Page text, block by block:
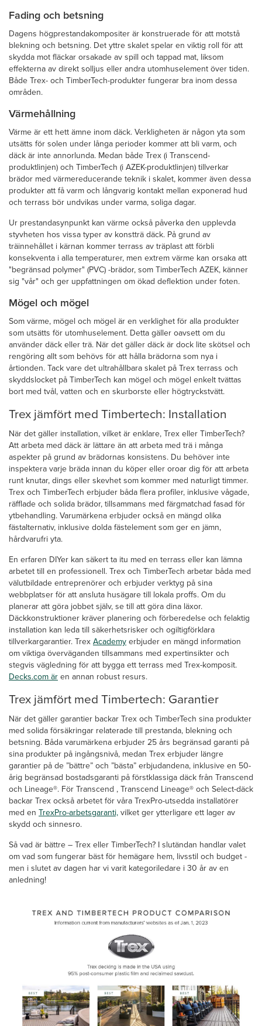
Fading och betsning
Dagens högprestandakompositer är konstruerade för att motstå
blekning och betsning. Det yttre skalet spelar en viktig roll för att
skydda mot fläckar orsakade av spill och tappad mat, liksom
effekterna av direkt solljus eller andra utomhuselement över tiden.
Både Trex- och TimberTech-produkter fungerar bra inom dessa
områden.
Värmehållning
Värme är ett hett ämne inom däck. Verkligheten är någon yta som
utsätts för solen under långa perioder kommer att bli varm, och
däck är inte annorlunda. Medan både Trex (i Transcend-
produktlinjen) och TimberTech (i AZEK-produktlinjen) tillverkar
brädor med värmereducerande teknik i skalet, kommer även dessa
produkter att få varm och långvarig kontakt mellan exponerad hud
och terrass bör undvikas under varma, soliga dagar.
Ur prestandasynpunkt kan värme också påverka den upplevda
styvheten hos vissa typer av konstträ däck. På grund av
träinnehållet i kärnan kommer terrass av träplast att förbli
konsekventa i alla temperaturer, men extrem värme kan orsaka att
"begränsad polymer" (PVC) -brädor, som TimberTech AZEK, känner
sig "vår" och ger uppfattningen om ökad deflektion under foten.
Mögel och mögel
Som värme, mögel och mögel är en verklighet för alla produkter
som utsätts för utomhuselement. Detta gäller oavsett om du
använder däck eller trä. När det gäller däck är dock lite skötsel och
rengöring allt som behövs för att hålla brädorna som nya i
årtionden. Tack vare det ultrahållbara skalet på Trex terrass och
skyddslocket på TimberTech kan mögel och mögel enkelt tvättas
bort med tvål, vatten och en skurborste eller högtryckstvätt.
Trex jämfört med Timbertech: Installation
När det gäller installation, vilket är enklare, Trex eller TimberTech?
Att arbeta med däck är lättare än att arbeta med trä i många
aspekter på grund av brädornas konsistens. Du behöver inte
inspektera varje bräda innan du köper eller oroar dig för att arbeta
runt knutar, dings eller skevhet som kommer med naturligt timmer.
Trex och TimberTech erbjuder båda flera profiler, inklusive vågade,
räfflade och solida brädor, tillsammans med färgmatchad fasad för
ytbehandling. Varumärkena erbjuder också en mängd olika
fästalternativ, inklusive dolda fästelement som ger en jämn,
hårdvarufri yta.
En erfaren DIYer kan säkert ta itu med en terrass eller kan lämna
arbetet till en professionell. Trex och TimberTech arbetar båda med
välutbildade entreprenörer och erbjuder verktyg på sina
webbplatser för att ansluta husägare till lokala proffs. Om du
planerar att göra jobbet själv, se till att göra dina läxor.
Däckkonstruktioner kräver planering och förberedelse och felaktig
installation kan leda till säkerhetsrisker och ogiltigförklara
tillverkargarantier. Trex Academy erbjuder en mängd information
om viktiga överväganden tillsammans med expertinsikter och
stegvis vägledning för att bygga ett terrass med Trex-komposit.
Decks.com är en annan robust resurs.
Trex jämfört med Timbertech: Garantier
När det gäller garantier backar Trex och TimberTech sina produkter
med solida försäkringar relaterade till prestanda, blekning och
betsning. Båda varumärkena erbjuder 25 års begränsad garanti på
sina produkter på ingångsnivå, medan Trex erbjuder längre
garantier på de ”bättre” och ”bästa” erbjudandena, inklusive en 50-
årig begränsad bostadsgaranti på förstklassiga däck från Transcend
och Lineage®. För Transcend , Transcend Lineage® och Select-däck
backar Trex också arbetet för våra TrexPro-utsedda installatörer
med en TrexPro-arbetsgaranti, vilket ger ytterligare ett lager av
skydd och sinnesro.
Så vad är bättre – Trex eller TimberTech? I slutändan handlar valet
om vad som fungerar bäst för hemägare hem, livsstil och budget -
men i slutet av dagen har vi varit kategoriledare i 30 år av en
anledning!